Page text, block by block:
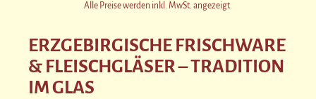
Alle Preise werden inkl. MwSt. angezeigt.
ERZGEBIRGISCHE FRISCHWARE
& FLEISCHGLÄSER – TRADITION
IM GLAS